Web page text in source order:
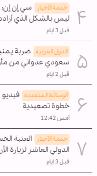
خدمة الأخبار
سي إن إن:
ليس بالشكل الذي
قبل 3 ايام
الدول العربیه ضربة
سعودي عدواني من
قبل 2 ايام
الوسائط المتعدده
خطوة تصعيدية
أمس 12:42
خدمة الأخبار
العتبة
الدولي العاشر لزيارة
قبل 3 ايام